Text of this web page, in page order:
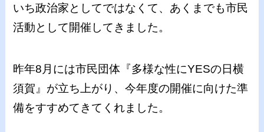
いち政治家としてではなくて、あくまでも市民
活動として開催してきました。
昨年8月には市民団体『多様な性にYESの日横
須賀』が立ち上がり、今年度の開催に向けた準
備をすすめてきてくれました。